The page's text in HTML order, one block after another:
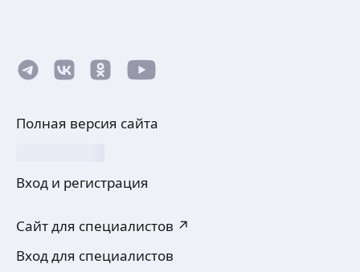
Полная версия сайта
Вход и регистрация
Сайт для специалистов ↗
Вход для специалистов